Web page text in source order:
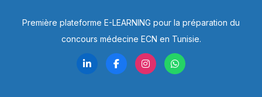
Première plateforme E-LEARNING pour la préparation du
concours médecine ECN en Tunisie.